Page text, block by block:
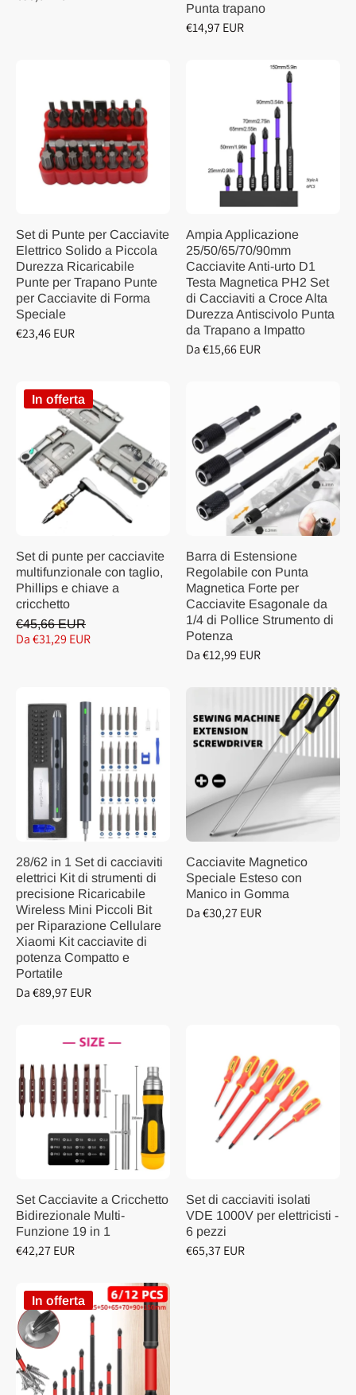
Punta trapano
€14,97 EUR
Set di Punte per Cacciavite
Elettrico Solido a Piccola
Durezza Ricaricabile
Punte per Trapano Punte
per Cacciavite di Forma
Speciale
€23,46 EUR
Ampia Applicazione
25/50/65/70/90mm
Cacciavite Anti-urto D1
Testa Magnetica PH2 Set
di Cacciaviti a Croce Alta
Durezza Antiscivolo Punta
da Trapano a Impatto
Da €15,66 EUR
In offerta
Set di punte per cacciavite
multifunzionale con taglio,
Phillips e chiave a
cricchetto
€45,66 EUR
Da €31,29 EUR
Barra di Estensione
Regolabile con Punta
Magnetica Forte per
Cacciavite Esagonale da
1/4 di Pollice Strumento di
Potenza
Da €12,99 EUR
28/62 in 1 Set di cacciaviti
elettrici Kit di strumenti di
precisione Ricaricabile
Wireless Mini Piccoli Bit
per Riparazione Cellulare
Xiaomi Kit cacciavite di
potenza Compatto e
Portatile
Da €89,97 EUR
Cacciavite Magnetico
Speciale Esteso con
Manico in Gomma
Da €30,27 EUR
Set Cacciavite a Cricchetto
Bidirezionale Multi-
Funzione 19 in 1
€42,27 EUR
Set di cacciaviti isolati
VDE 1000V per elettricisti -
6 pezzi
€65,37 EUR
In offerta